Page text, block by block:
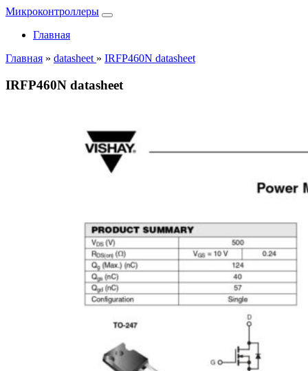
Микроконтроллеры
Главная
Главная » datasheet » IRFP460N datasheet
IRFP460N datasheet